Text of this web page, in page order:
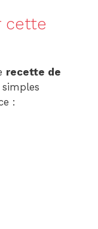
cette
recette de
: